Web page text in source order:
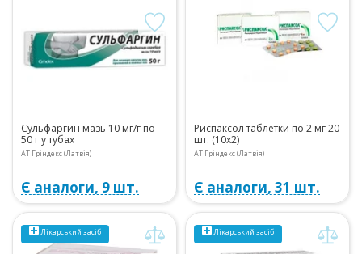
Сульфаргин мазь 10 мг/г по
50 г у тубах
АТ Гріндекс (Латвія)
Є аналоги, 9 шт.
Риспаксол таблетки по 2 мг 20
шт. (10х2)
АТ Гріндекс (Латвія)
Є аналоги, 31 шт.
Лікарський засіб Лікарський засіб